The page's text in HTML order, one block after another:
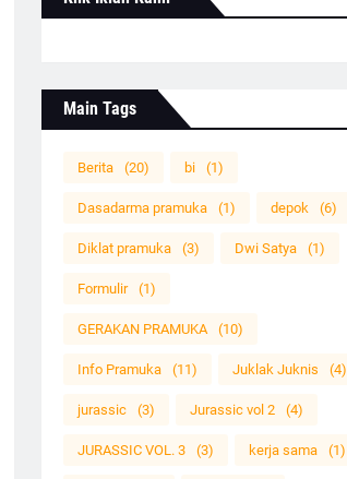
Main Tags
Berita (20) bi (1)
Dasadarma pramuka (1) depok (6)
Diklat pramuka (3) Dwi Satya (1)
Formulir (1)
GERAKAN PRAMUKA (10)
Info Pramuka (11) Juklak Juknis (4)
jurassic (3) Jurassic vol 2 (4)
JURASSIC VOL. 3 (3) kerja sama (1)